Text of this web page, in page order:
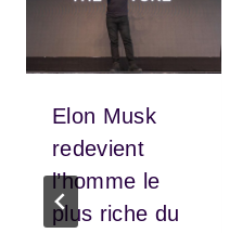
Elon Musk
redevient
l’homme le
plus riche du